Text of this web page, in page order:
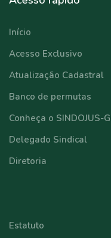
Início
Acesso Exclusivo
Atualização Cadastral
Banco de permutas
Conheça o SINDOJUS-
Delegado Sindical
Diretoria
Estatuto